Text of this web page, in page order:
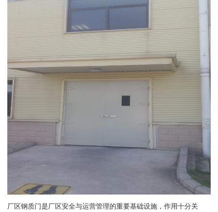
厂区钢质门是厂区安全与运营管理的重要基础设施，作用十分关